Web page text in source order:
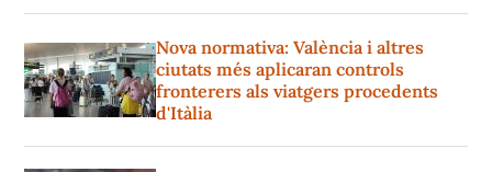
Nova normativa: València i altres
ciutats més aplicaran controls
fronterers als viatgers procedents
d'Itàlia